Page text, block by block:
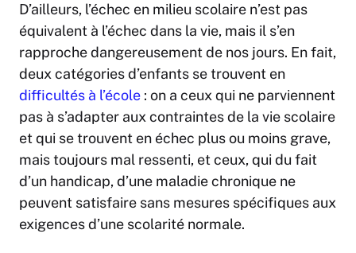
D’ailleurs, l’échec en milieu scolaire n’est pas
équivalent à l’échec dans la vie, mais il s’en
rapproche dangereusement de nos jours. En fait,
deux catégories d’enfants se trouvent en
difficultés à l’école : on a ceux qui ne parviennent
pas à s’adapter aux contraintes de la vie scolaire
et qui se trouvent en échec plus ou moins grave,
mais toujours mal ressenti, et ceux, qui du fait
d’un handicap, d’une maladie chronique ne
peuvent satisfaire sans mesures spécifiques aux
exigences d’une scolarité normale.